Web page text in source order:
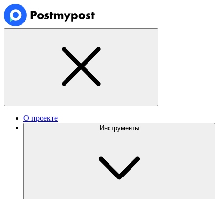
О проекте
Инструменты